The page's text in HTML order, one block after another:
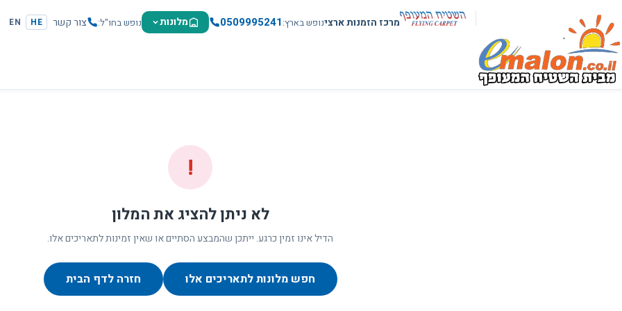
מרכז הזמנות ארצינופש בארץ 0509995241 מלונות נופש בחו"ל צור קשר HE
EN
!
לא ניתן להציג את המלון
הדיל אינו זמין כרגע. ייתכן שהמבצע הסתיים או שאין זמינות לתאריכים אלו.
חפש מלונות לתאריכים אלו חזרה לדף הבית